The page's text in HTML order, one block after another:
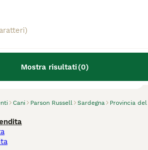
Mostra risultati(0)
Cani Parson Russell Sardegna Provincia
0 Allevamento di Parson
Russell, Guspini.